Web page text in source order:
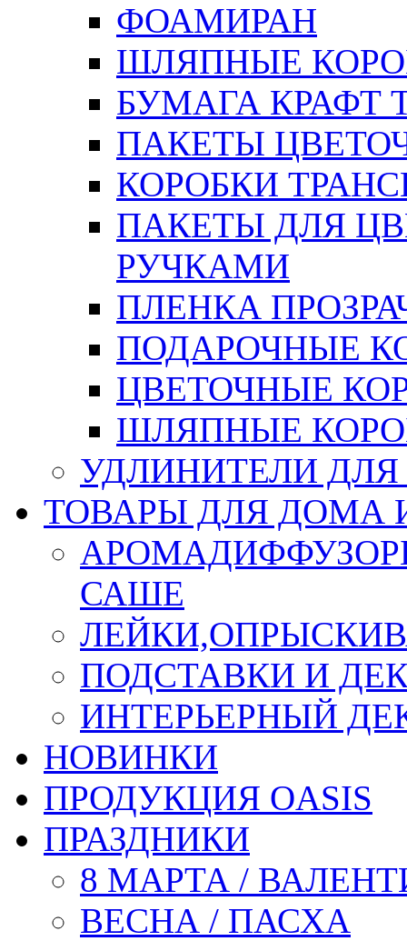
ФОАМИРАН
ШЛЯПНЫЕ
БУМАГА КРАФТ
ПАКЕТЫ
КОРОБКИ
ПАКЕТЫ ДЛЯ
РУЧКАМИ
ПЛЕНКА
ПОДАРОЧНЫЕ
ЦВЕТОЧНЫЕ
ШЛЯПНЫЕ
УДЛИНИТЕЛИ
ТОВАРЫ ДЛЯ ДОМА
САШЕ
ПОДСТАВКИ И
ИНТЕРЬЕРНЫЙ
НОВИНКИ
ПРОДУКЦИЯ OASIS
ПРАЗДНИКИ
8 МАРТА /
ВЕСНА / ПАСХА